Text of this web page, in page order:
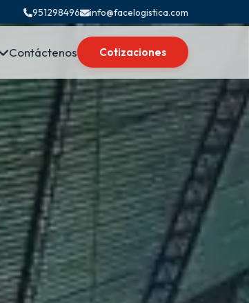
951298496 info@facelogistica.com
Contáctenos Cotizaciones